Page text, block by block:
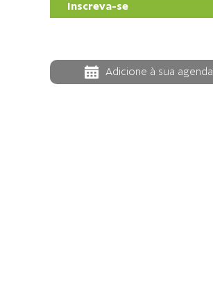
Inscreva-se
Adicione à sua agenda